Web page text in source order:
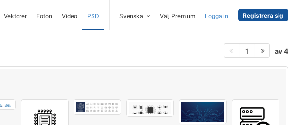
Vektorer Foton Video PSD Svenska Välj Premium Logga in Registrera sig
1 av 4